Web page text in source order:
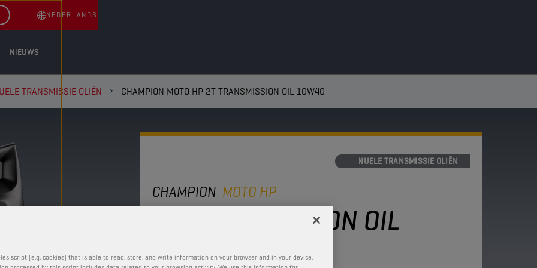
NIEUWS
NEDERLANDS
TRANSMISSIE OLIËN CHAMPION MOTO HP 2T TRANSMISSION OIL 10W40
MANUELE TRANSMISSIE OLIËN
CHAMPION MOTO HP
2T TRANSMISSION OIL
10W40
script (e.g. cookies) that is able to read, store, and write information on your browser and in your device.